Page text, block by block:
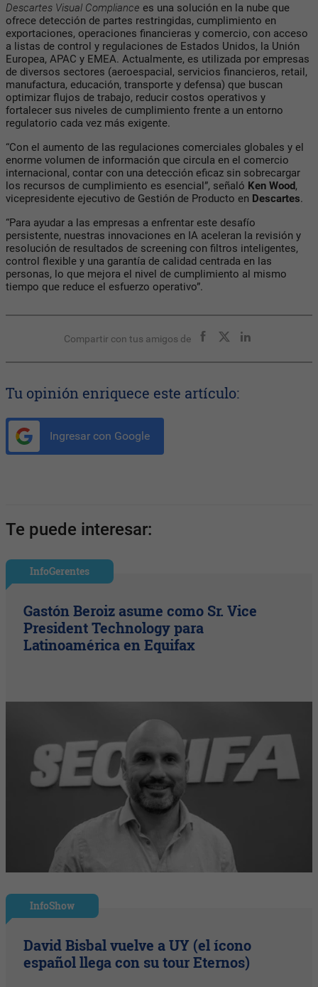
Descartes Visual Compliance es una solución en la nube que
ofrece detección de partes restringidas, cumplimiento en
exportaciones, operaciones financieras y comercio, con acceso
a listas de control y regulaciones de Estados Unidos, la Unión
Europea, APAC y EMEA. Actualmente, es utilizada por empresas
de diversos sectores (aeroespacial, servicios financieros, retail,
manufactura, educación, transporte y defensa) que buscan
optimizar flujos de trabajo, reducir costos operativos y
fortalecer sus niveles de cumplimiento frente a un entorno
regulatorio cada vez más exigente.
“Con el aumento de las regulaciones comerciales globales y el
enorme volumen de información que circula en el comercio
internacional, contar con una detección eficaz sin sobrecargar
los recursos de cumplimiento es esencial”, señaló Ken Wood,
vicepresidente ejecutivo de Gestión de Producto en Descartes.
“Para ayudar a las empresas a enfrentar este desafío
persistente, nuestras innovaciones en IA aceleran la revisión y
resolución de resultados de screening con filtros inteligentes,
control flexible y una garantía de calidad centrada en las
personas, lo que mejora el nivel de cumplimiento al mismo
tiempo que reduce el esfuerzo operativo”.
Compartir con tus amigos de
Tu opinión enriquece este artículo:
Ingresar con Google
Te puede interesar:
InfoGerentes
Gastón Beroiz asume como Sr. Vice
President Technology para
Latinoamérica en Equifax
InfoShow
David Bisbal vuelve a UY (el ícono
español llega con su tour Eternos)